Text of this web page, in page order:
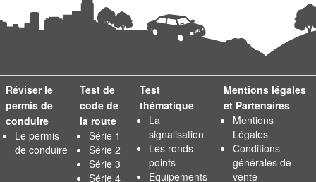
Réviser le
permis de
conduire
Le permis
de conduire
Test de
code de
la route
Série 1
Série 2
Série 3
Série 4
Test
thématique
La
signalisation
Les ronds
points
Equipements
Mentions légales
et Partenaires
Mentions
Légales
Conditions
générales de
vente